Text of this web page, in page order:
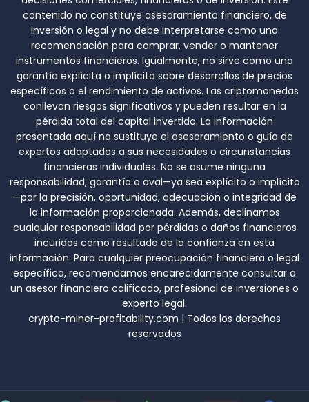
contenido no constituye asesoramiento financiero, de
inversión o legal y no debe interpretarse como una
recomendación para comprar, vender o mantener
instrumentos financieros. Igualmente, no sirve como una
garantía explícita o implícita sobre desarrollos de precios
específicos o el rendimiento de activos. Las criptomonedas
conllevan riesgos significativos y pueden resultar en la
pérdida total del capital invertido. La información
presentada aquí no sustituye el asesoramiento o guía de
expertos adaptados a sus necesidades o circunstancias
financieras individuales. No se asume ninguna
responsabilidad, garantía o aval—ya sea explícito o implícito
—por la precisión, oportunidad, adecuación o integridad de
la información proporcionada. Además, declinamos
cualquier responsabilidad por pérdidas o daños financieros
incuridos como resultado de la confianza en esta
información. Para cualquier preocupación financiera o legal
específica, recomendamos encarecidamente consultar a
un asesor financiero calificado, profesional de inversiones o
experto legal.
crypto-miner-profitability.com | Todos los derechos
reservados